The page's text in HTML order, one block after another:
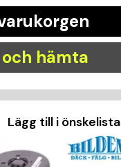
hämta
Lägg till i önskelista